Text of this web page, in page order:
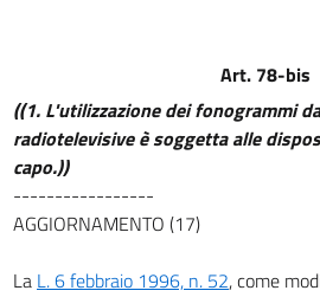
12 bis
13
14
15
Art. 78-bis
((1. L'utilizzazione dei fonogrammi
radiotelevisive è soggetta alle
capo.))
-----------------
AGGIORNAMENTO (17)
La L. 6 febbraio 1996, n. 52, come